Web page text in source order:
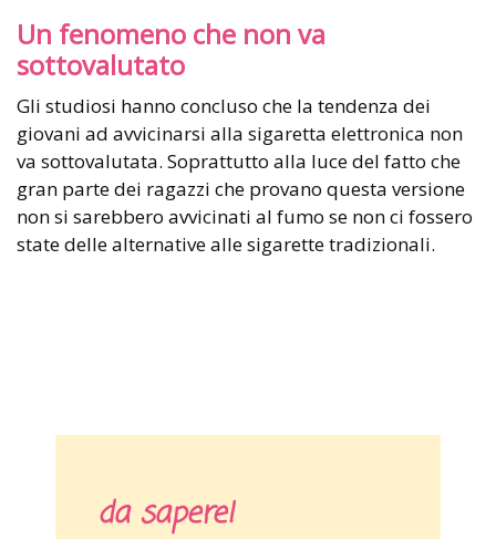
Un fenomeno che non va
sottovalutato
Gli studiosi hanno concluso che la tendenza dei
giovani ad avvicinarsi alla sigaretta elettronica non
va sottovalutata. Soprattutto alla luce del fatto che
gran parte dei ragazzi che provano questa versione
non si sarebbero avvicinati al fumo se non ci fossero
state delle alternative alle sigarette tradizionali.
da sapere!